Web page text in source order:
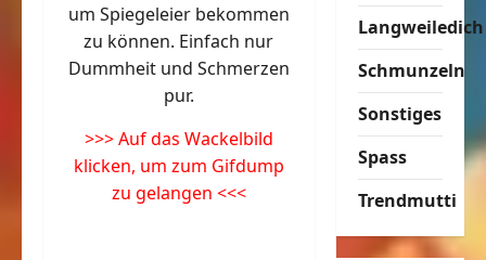
um Spiegeleier bekommen
zu können. Einfach nur
Dummheit und Schmerzen
pur.
>>> Auf das Wackelbild
klicken, um zum Gifdump
zu gelangen <<<
Langweiledich
Schmunzeln
Sonstiges
Spass
Trendmutti